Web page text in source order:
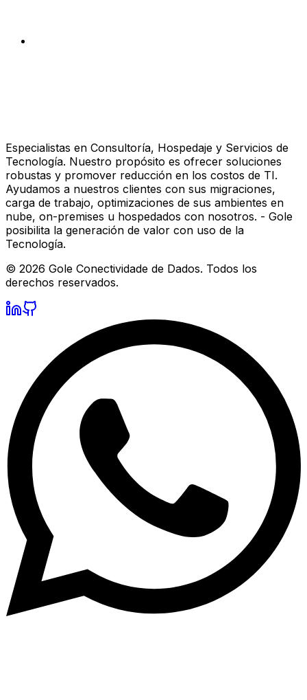
Especialistas en Consultoría, Hospedaje y Servicios de
Tecnología. Nuestro propósito es ofrecer soluciones
robustas y promover reducción en los costos de TI.
Ayudamos a nuestros clientes con sus migraciones,
carga de trabajo, optimizaciones de sus ambientes en
nube, on-premises u hospedados con nosotros. - Gole
posibilita la generación de valor con uso de la
Tecnología.
© 2026 Gole Conectividade de Dados. Todos los
derechos reservados.